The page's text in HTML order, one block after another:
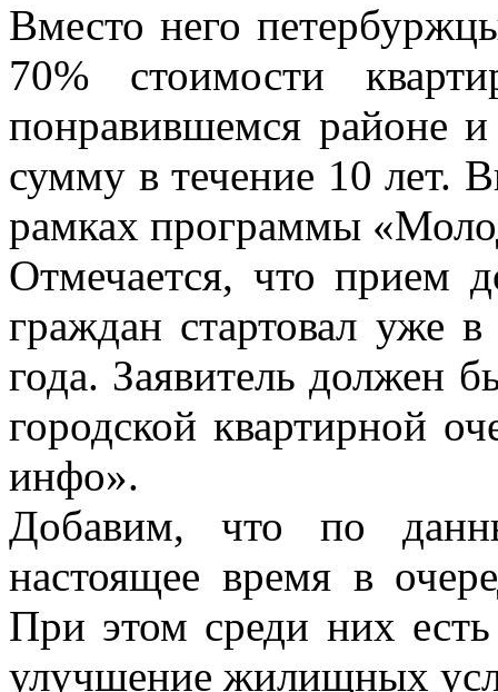
Вместо него
70% стоимости
понравившемся районе и
сумму в течение 10 лет.
рамках программы
Отмечается, что прием
граждан стартовал уже
года. Заявитель должен
городской квартирной
инфо».
Добавим, что по
настоящее время в
При этом среди них
улучшение жилищных